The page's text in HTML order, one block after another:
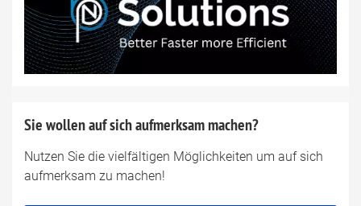
Sie wollen auf sich aufmerksam machen?
Nutzen Sie die vielfältigen Möglichkeiten um auf sich
aufmerksam zu machen!